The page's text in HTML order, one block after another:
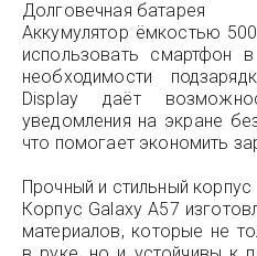
Долговечная батарея
Аккумулятор ёмкостью
использовать смартфон
необходимости
Display даёт
уведомления на экране
что помогает экономить
Прочный и стильный корпус
Корпус Galaxy A57
материалов, которые не